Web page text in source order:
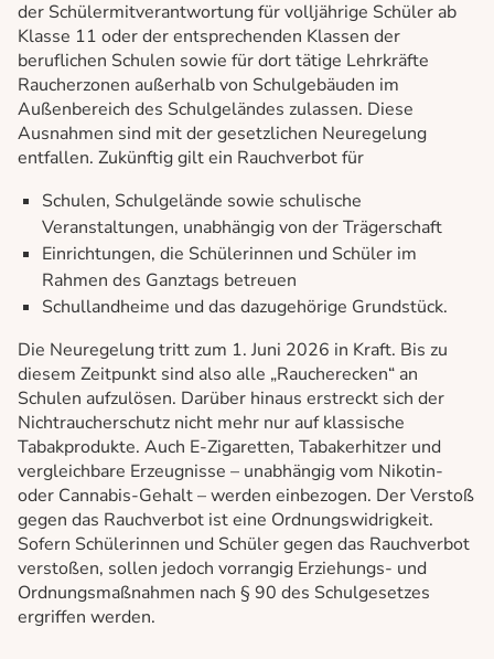
der Schülermitverantwortung für volljährige Schüler ab
Klasse 11 oder der entsprechenden Klassen der
beruflichen Schulen sowie für dort tätige Lehrkräfte
Raucherzonen außerhalb von Schulgebäuden im
Außenbereich des Schulgeländes zulassen. Diese
Ausnahmen sind mit der gesetzlichen Neuregelung
entfallen. Zukünftig gilt ein Rauchverbot für
Schulen, Schulgelände sowie schulische
Veranstaltungen, unabhängig von der Trägerschaft
Einrichtungen, die Schülerinnen und Schüler im
Rahmen des Ganztags betreuen
Schullandheime und das dazugehörige Grundstück.
Die Neuregelung tritt zum 1. Juni 2026 in Kraft. Bis zu
diesem Zeitpunkt sind also alle „Raucherecken“ an
Schulen aufzulösen. Darüber hinaus erstreckt sich der
Nichtraucherschutz nicht mehr nur auf klassische
Tabakprodukte. Auch E-Zigaretten, Tabakerhitzer und
vergleichbare Erzeugnisse – unabhängig vom Nikotin-
oder Cannabis-Gehalt – werden einbezogen. Der Verstoß
gegen das Rauchverbot ist eine Ordnungswidrigkeit.
Sofern Schülerinnen und Schüler gegen das Rauchverbot
verstoßen, sollen jedoch vorrangig Erziehungs- und
Ordnungsmaßnahmen nach § 90 des Schulgesetzes
ergriffen werden.